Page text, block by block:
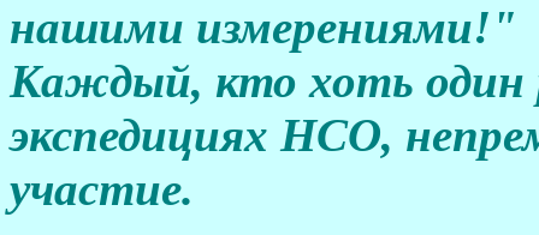
нашими измерениями!"
Каждый, кто хоть один
экспедициях НСО,
участие.